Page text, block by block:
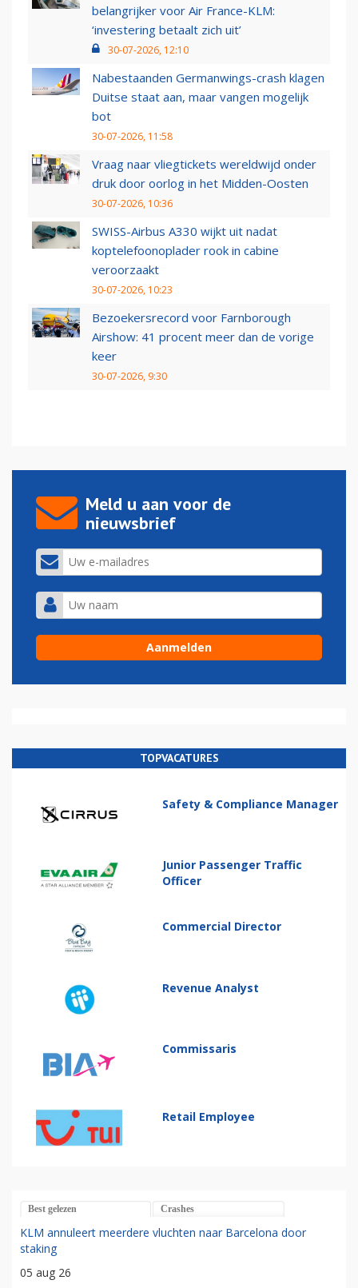
belangrijker voor Air France-KLM:
‘investering betaalt zich uit’
30-07-2026, 12:10
Nabestaanden Germanwings-crash klagen
Duitse staat aan, maar vangen mogelijk
bot
30-07-2026, 11:58
Vraag naar vliegtickets wereldwijd onder
druk door oorlog in het Midden-Oosten
30-07-2026, 10:36
SWISS-Airbus A330 wijkt uit nadat
koptelefoonoplader rook in cabine
veroorzaakt
30-07-2026, 10:23
Bezoekersrecord voor Farnborough
Airshow: 41 procent meer dan de vorige
keer
30-07-2026, 9:30
Meld u aan voor de
nieuwsbrief
TOPVACATURES
Safety & Compliance Manager
Junior Passenger Traffic
Officer
Commercial Director
Revenue Analyst
Commissaris
Retail Employee
Best gelezen Crashes
KLM annuleert meerdere vluchten naar Barcelona door
staking
05 aug 26